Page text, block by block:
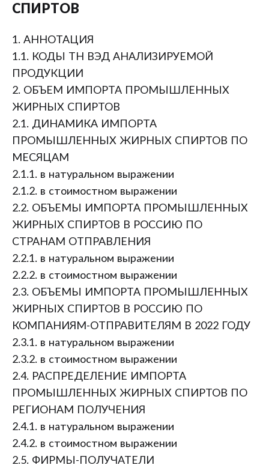
СПИРТОВ
1. АННОТАЦИЯ
1.1. КОДЫ ТН ВЭД АНАЛИЗИРУЕМОЙ
ПРОДУКЦИИ
2. ОБЪЕМ ИМПОРТА ПРОМЫШЛЕННЫХ
ЖИРНЫХ СПИРТОВ
2.1. ДИНАМИКА ИМПОРТА
ПРОМЫШЛЕННЫХ ЖИРНЫХ СПИРТОВ ПО
МЕСЯЦАМ
2.1.1. в натуральном выражении
2.1.2. в стоимостном выражении
2.2. ОБЪЕМЫ ИМПОРТА ПРОМЫШЛЕННЫХ
ЖИРНЫХ СПИРТОВ В РОССИЮ ПО
СТРАНАМ ОТПРАВЛЕНИЯ
2.2.1. в натуральном выражении
2.2.2. в стоимостном выражении
2.3. ОБЪЕМЫ ИМПОРТА ПРОМЫШЛЕННЫХ
ЖИРНЫХ СПИРТОВ В РОССИЮ ПО
КОМПАНИЯМ-ОТПРАВИТЕЛЯМ В 2022 ГОДУ
2.3.1. в натуральном выражении
2.3.2. в стоимостном выражении
2.4. РАСПРЕДЕЛЕНИЕ ИМПОРТА
ПРОМЫШЛЕННЫХ ЖИРНЫХ СПИРТОВ ПО
РЕГИОНАМ ПОЛУЧЕНИЯ
2.4.1. в натуральном выражении
2.4.2. в стоимостном выражении
2.5. ФИРМЫ-ПОЛУЧАТЕЛИ